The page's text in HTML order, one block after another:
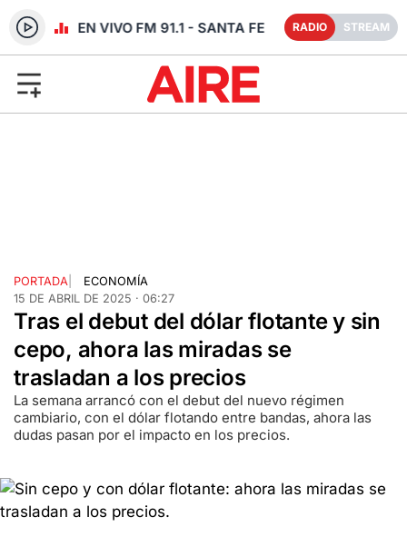
RADIO EN VIVO FM 91.1 - SANTA FE RADIO STREAM
PORTADA
ECONOMÍA
15 DE ABRIL DE 2025 · 06:27
Tras el debut del dólar flotante y sin
cepo, ahora las miradas se
trasladan a los precios
La semana arrancó con el debut del nuevo régimen
cambiario, con el dólar flotando entre bandas, ahora las
dudas pasan por el impacto en los precios.